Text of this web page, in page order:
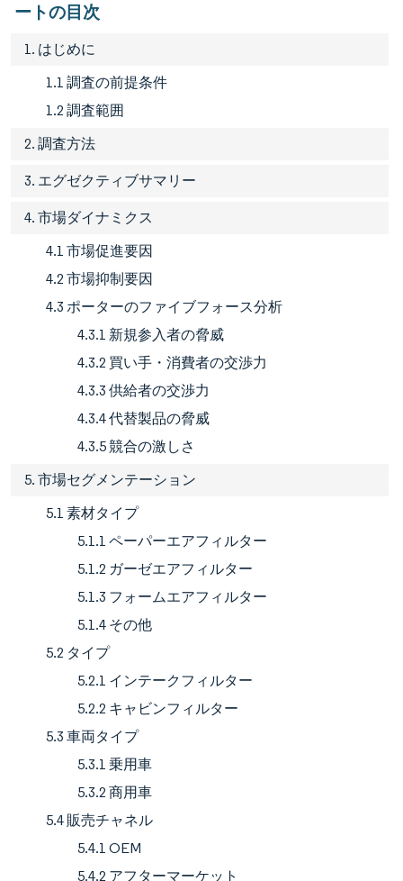
ートの目次
1. はじめに
1.1 調査の前提条件
1.2 調査範囲
2. 調査方法
3. エグゼクティブサマリー
4. 市場ダイナミクス
4.1 市場促進要因
4.2 市場抑制要因
4.3 ポーターのファイブフォース分析
4.3.1 新規参入者の脅威
4.3.2 買い手・消費者の交渉力
4.3.3 供給者の交渉力
4.3.4 代替製品の脅威
4.3.5 競合の激しさ
5. 市場セグメンテーション
5.1 素材タイプ
5.1.1 ペーパーエアフィルター
5.1.2 ガーゼエアフィルター
5.1.3 フォームエアフィルター
5.1.4 その他
5.2 タイプ
5.2.1 インテークフィルター
5.2.2 キャビンフィルター
5.3 車両タイプ
5.3.1 乗用車
5.3.2 商用車
5.4 販売チャネル
5.4.1 OEM
5.4.2 アフターマーケット